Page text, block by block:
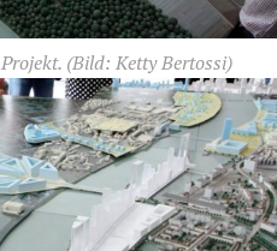
(Bild: Ketty Bertossi)